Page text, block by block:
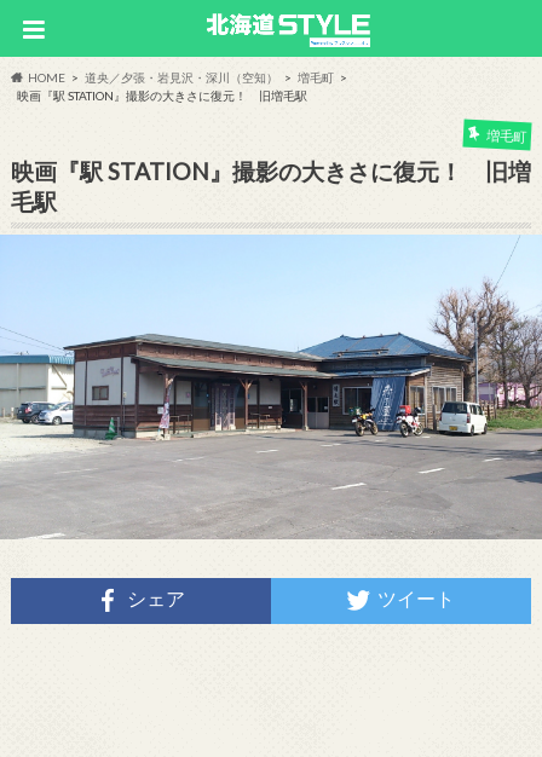
HOME 道央／夕張・岩見沢・深川（空知）
増毛町
映画『駅 STATION』撮影の大きさに復元！ 旧増毛駅
増毛町
映画『駅 STATION』撮影の大きさに復元！ 旧増
毛駅
シェア ツイート